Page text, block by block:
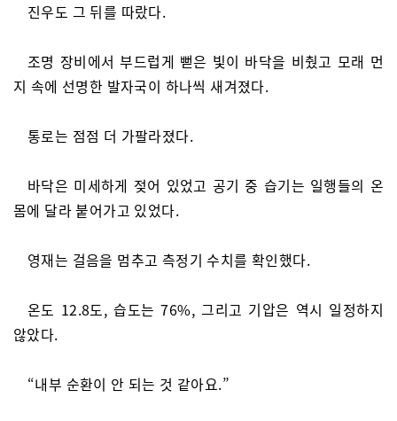
진우도 그 뒤를 따랐다.
조명 장비에서 부드럽게 뻗은 빛이 바닥을 비췄고 모래 먼
지 속에 선명한 발자국이 하나씩 새겨졌다.
통로는 점점 더 가팔라졌다.
바닥은 미세하게 젖어 있었고 공기 중 습기는 일행들의 온
몸에 달라 붙어가고 있었다.
영재는 걸음을 멈추고 측정기 수치를 확인했다.
온도 12.8도, 습도는 76%, 그리고 기압은 역시 일정하지
않았다.
“내부 순환이 안 되는 것 같아요.”